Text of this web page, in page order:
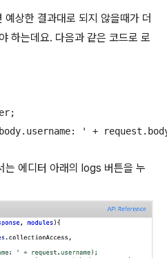
상한 결과대로 되지 않을때가 더
하는데요. 다음과 같은 코드로 로
' +
는 에디터 아래의 logs 버튼을 누